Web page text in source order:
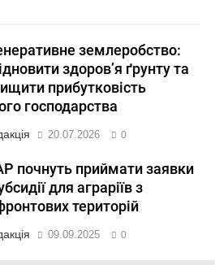
землеробство:
здоров’я ґрунту та
прибутковість
господарства
20.07.2026 0
почнуть приймати заявки
для аграріїв з
територій
09.09.2025 0